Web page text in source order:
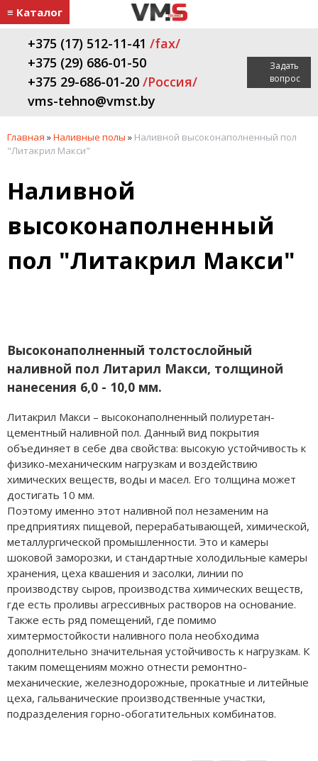
≡ Каталог
+375 (17) 512-11-41 /fax/
+375 (29) 686-01-50
+375 29-686-01-20 /Россия/
vms-tehno@vmst.by
Задать
вопрос
Главная »Наливные полы » Наливной высоконаполненный пол
"Литакрил Макси"
Наливной
высоконаполненный
пол "Литакрил Макси"
Высоконаполненный толстослойный
наливной пол Литарил Макси, толщиной
нанесения 6,0 - 10,0 мм.
Литакрил Макси – высоконаполненный полиуретан-
цементный наливной пол. Данный вид покрытия
объединяет в себе два свойства: высокую устойчивость к
физико-механическим нагрузкам и воздействию
химических веществ, воды и масел. Его толщина может
достигать 10 мм.
Поэтому именно этот наливной пол незаменим на
предприятиях пищевой, перерабатывающей, химической,
металлургической промышленности. Это и камеры
шоковой заморозки, и стандартные холодильные камеры
хранения, цеха квашения и засолки, линии по
производству сыров, производства химических веществ,
где есть проливы агрессивных растворов на основание.
Также есть ряд помещений, где помимо
химтермостойкости наливного пола необходима
дополнительно значительная устойчивость к нагрузкам. К
таким помещениям можно отнести ремонтно-
механические, железнодорожные, прокатные и литейные
цеха, гальванические производственные участки,
подразделения горно-обогатительных комбинатов.